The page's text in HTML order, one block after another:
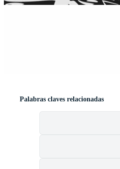
Palabras claves relacionadas